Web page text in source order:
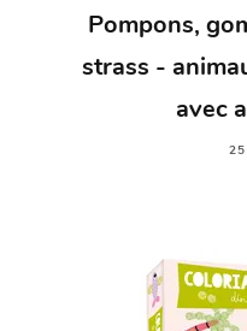
Pompons,
strass -
avec